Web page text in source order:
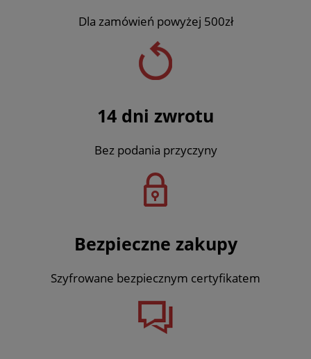
Dla zamówień powyżej 500zł
14 dni zwrotu
Bez podania przyczyny
Bezpieczne zakupy
Szyfrowane bezpiecznym certyfikatem